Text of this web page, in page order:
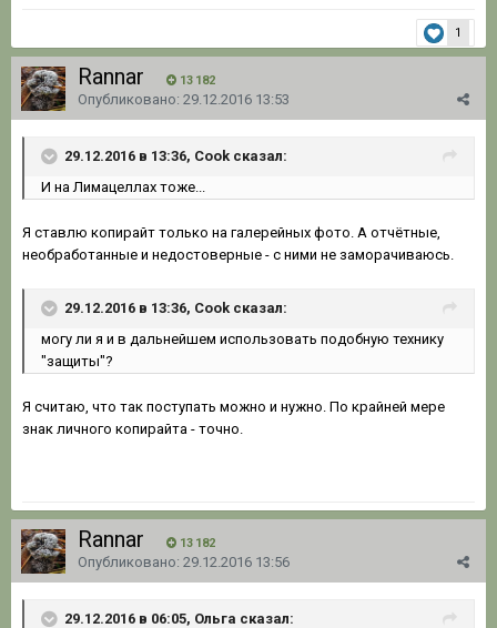
1
Rannar 13 182
Опубликовано: 29.12.2016 13:53
29.12.2016 в 13:36, Cook сказал:
И на Лимацеллах тоже...
Я ставлю копирайт только на галерейных фото. А отчётные,
необработанные и недостоверные - с ними не заморачиваюсь.
29.12.2016 в 13:36, Cook сказал:
могу ли я и в дальнейшем использовать подобную технику
"защиты"?
Я считаю, что так поступать можно и нужно. По крайней мере
знак личного копирайта - точно.
Rannar 13 182
Опубликовано: 29.12.2016 13:56
29.12.2016 в 06:05, Ольга сказал: